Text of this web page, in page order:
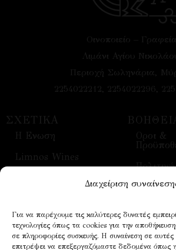
Διαχείριση
Για να παρέχουμε τις καλύτερες δυνατές
τεχνολογίες όπως τα cookies για την
σε πληροφορίες συσκευής. Η συναίνεση σε αυτές
επιτρέψει να επεξεργαζόμαστε δεδομένα όπως
Οινοποιείο – Γραφεία
Λιμάνι Αγίου
Περιοχή Σωληνάρια,
2254022212, 2254022296,
ΣΧΕΤΙΚΑ
H Ενωση
Limnos Wines
Οίνοι
Οροι &
Τρόποι